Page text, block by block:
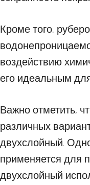
Кроме того,
воздействию
его идеальным
Важно отметить,
различных
двухслойный.
применяется для
двухслойный